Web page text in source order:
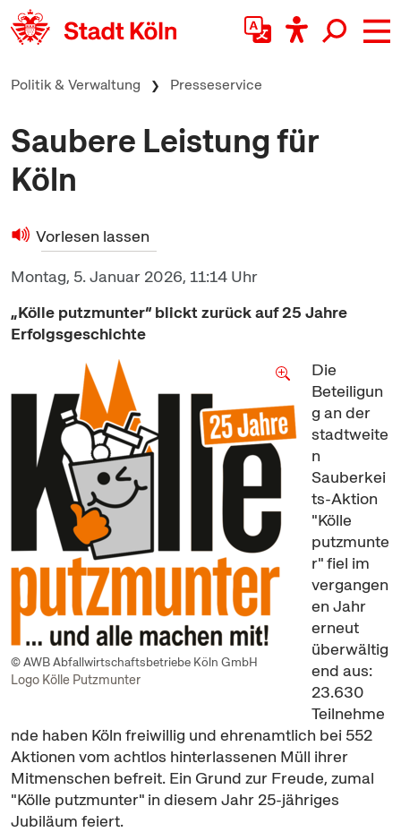
zum Inhalt springen
Politik & Verwaltung Presseservice
Saubere Leistung für
Köln
Vorlesen lassen
Montag, 5. Januar 2026, 11:14 Uhr
„Kölle putzmunter“ blickt zurück auf 25 Jahre
Erfolgsgeschichte
© AWB Abfallwirtschaftsbetriebe Köln GmbH
Logo Kölle Putzmunter
Die
Beteiligun
g an der
stadtweite
n
Sauberkei
ts-Aktion
"Kölle
putzmunte
r" fiel im
vergangen
en Jahr
erneut
überwältig
end aus:
23.630
Teilnehme
nde haben Köln freiwillig und ehrenamtlich bei 552
Aktionen vom achtlos hinterlassenen Müll ihrer
Mitmenschen befreit. Ein Grund zur Freude, zumal
"Kölle putzmunter" in diesem Jahr 25-jähriges
Jubiläum feiert.